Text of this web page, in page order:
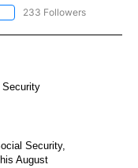
FOLLOW "NEWS" TO RECEIVE
233 Followers